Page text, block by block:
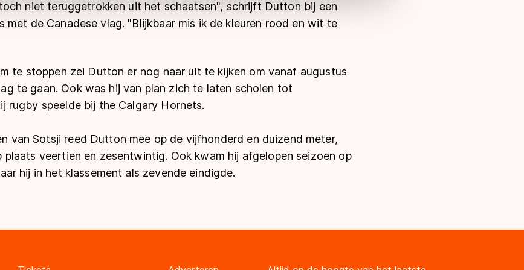
niet teruggetrokken uit het schaatsen", schrijft Dutton bij een
met de Canadese vlag. "Blijkbaar mis ik de kleuren rood en wit te
te stoppen zei Dutton er nog naar uit te kijken om vanaf augustus
te gaan. Ook was hij van plan zich te laten scholen tot
rugby speelde bij the Calgary Hornets.
van Sotsji reed Dutton mee op de vijfhonderd en duizend meter,
plaats veertien en zesentwintig. Ook kwam hij afgelopen seizoen op
hij in het klassement als zevende eindigde.